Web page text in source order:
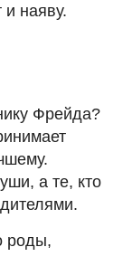
и наяву.
Фрейда?
а те, кто
роды,